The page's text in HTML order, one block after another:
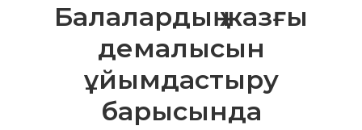
Балалардың жазғы
демалысын
ұйымдастыру
барысында